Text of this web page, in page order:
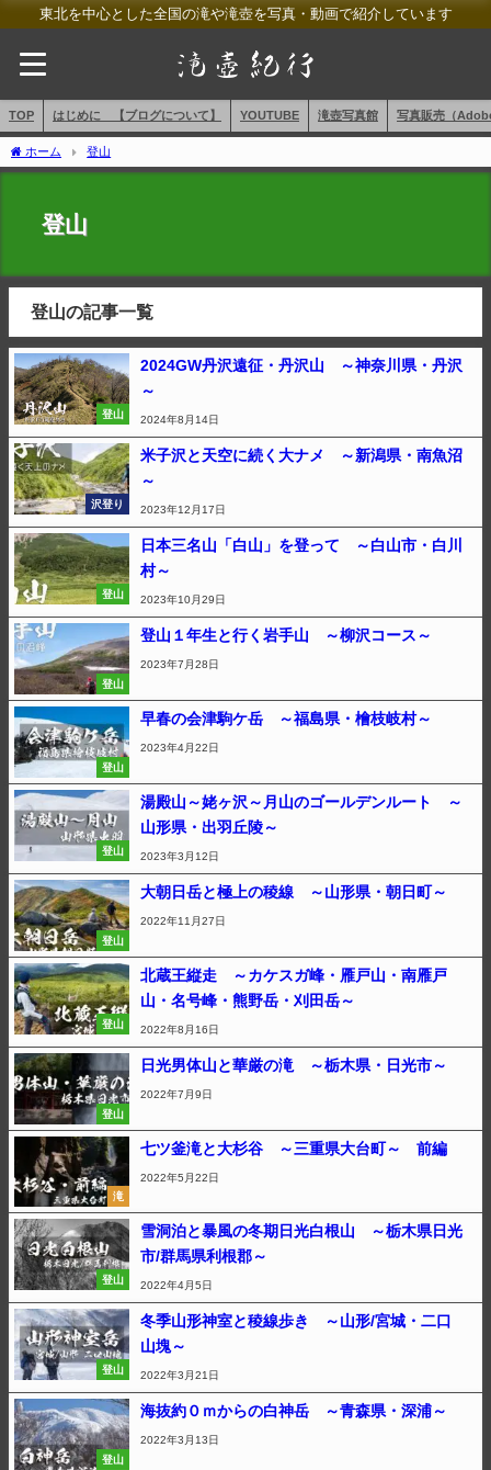
東北を中心とした全国の滝や滝壺を写真・動画で紹介しています
TOP はじめに 【ブログについて】 YOUTUBE 滝壺写真館 写真販売（
ホーム 登山
登山
登山の記事一覧
登山
2024GW丹沢遠征・丹沢山 ～神奈川県・丹沢
～
2024年8月14日
沢登り
米子沢と天空に続く大ナメ ～新潟県・南魚沼
～
2023年12月17日
登山
日本三名山「白山」を登って ～白山市・白川
村～
2023年10月29日
登山
登山１年生と行く岩手山 ～柳沢コース～
2023年7月28日
登山
早春の会津駒ケ岳 ～福島県・檜枝岐村～
2023年4月22日
登山
湯殿山～姥ヶ沢～月山のゴールデンルート ～
山形県・出羽丘陵～
2023年3月12日
登山
大朝日岳と極上の稜線 ～山形県・朝日町～
2022年11月27日
登山
北蔵王縦走 ～カケスガ峰・雁戸山・南雁戸
山・名号峰・熊野岳・刈田岳～
2022年8月16日
登山
日光男体山と華厳の滝 ～栃木県・日光市～
2022年7月9日
滝
七ツ釜滝と大杉谷 ～三重県大台町～ 前編
2022年5月22日
登山
雪洞泊と暴風の冬期日光白根山 ～栃木県日光
市/群馬県利根郡～
2022年4月5日
登山
冬季山形神室と稜線歩き ～山形/宮城・二口
山塊～
2022年3月21日
登山
海抜約０ｍからの白神岳 ～青森県・深浦～
2022年3月13日